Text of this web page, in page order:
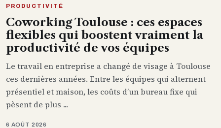
PRODUCTIVITÉ
Coworking Toulouse : ces espaces
flexibles qui boostent vraiment la
productivité de vos équipes
Le travail en entreprise a changé de visage à Toulouse
ces dernières années. Entre les équipes qui alternent
présentiel et maison, les coûts d’un bureau fixe qui
pèsent de plus ...
6 AOÛT 2026